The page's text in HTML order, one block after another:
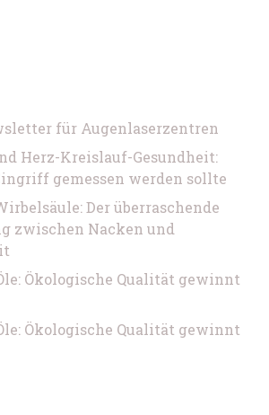
für Augenlaserzentren
Herz-Kreislauf-Gesundheit:
gemessen werden sollte
Der überraschende
zwischen Nacken und
Ökologische Qualität gewinnt
Ökologische Qualität gewinnt